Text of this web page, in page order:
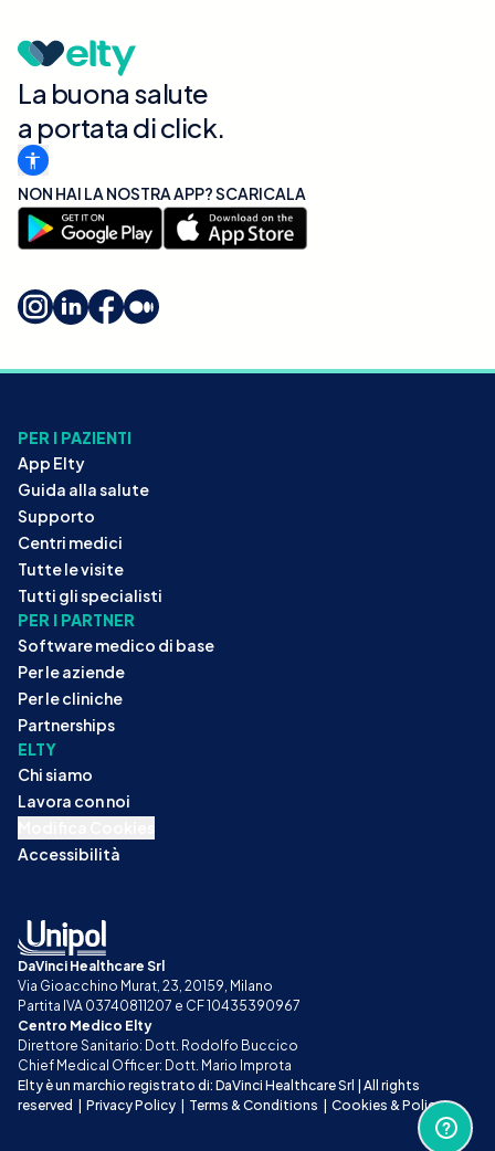
La buona salute
a portata di click.
NON HAI LA NOSTRA APP? SCARICALA
PER I PAZIENTI
App Elty
Guida alla salute
Supporto
Centri medici
Tutte le visite
Tutti gli specialisti
PER I PARTNER
Software medico di base
Per le aziende
Per le cliniche
Partnerships
ELTY
Chi siamo
Lavora con noi
Accessibilità
DaVinci Healthcare Srl
Via Gioacchino Murat, 23, 20159, Milano
Partita IVA 03740811207 e CF 10435390967
Centro Medico Elty
Direttore Sanitario: Dott. Rodolfo Buccico
Chief Medical Officer: Dott. Mario Improta
Elty è un marchio registrato di: DaVinci Healthcare Srl | All rights
reserved | Privacy Policy | Terms & Conditions | Cookies & Policy